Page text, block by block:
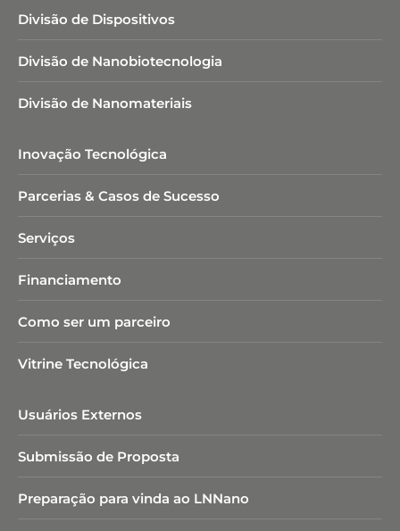
Divisão de Dispositivos
Divisão de Nanobiotecnologia​
Divisão de Nanomateriais
Inovação Tecnológica
Parcerias & Casos de Sucesso
Serviços
Financiamento
Como ser um parceiro
Vitrine Tecnológica
Usuários Externos
Submissão de Proposta
Preparação para vinda ao LNNano